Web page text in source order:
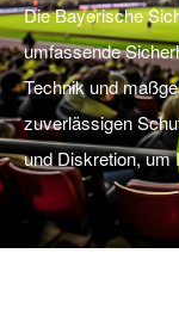
Die Bayerische
umfassende
Technik und
zuverlässigen
und Diskretion, um